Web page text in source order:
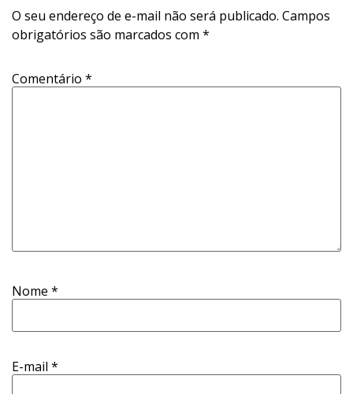
O seu endereço de e-mail não será publicado. Campos
obrigatórios são marcados com *
Comentário *
Nome *
E-mail *